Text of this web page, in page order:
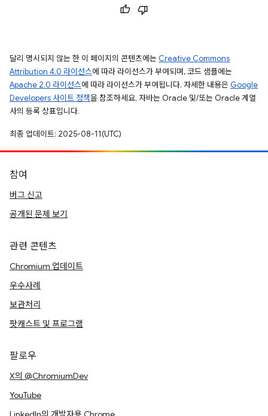
달리 명시되지 않는 한 이 페이지의 콘텐츠에는 Creative Commons
Attribution 4.0 라이선스에 따라 라이선스가 부여되며, 코드 샘플에는
Apache 2.0 라이선스에 따라 라이선스가 부여됩니다. 자세한 내용은 Google
Developers 사이트 정책을 참조하세요. 자바는 Oracle 및/또는 Oracle 계열
사의 등록 상표입니다.
최종 업데이트: 2025-08-11(UTC)
참여
버그 신고
공개된 문제 보기
관련 콘텐츠
Chromium 업데이트
우수사례
보관처리
팟캐스트 및 프로그램
팔로우
X의 @ChromiumDev
YouTube